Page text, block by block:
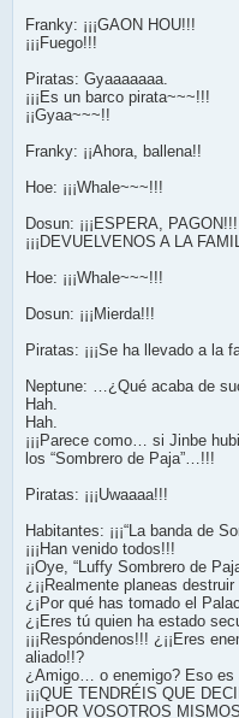
Franky: ¡¡¡GAON HOU!!!
¡¡¡Fuego!!!
Piratas: Gyaaaaaaa.
¡¡¡Es un barco pirata~~~!!!
¡¡Gyaa~~~!!
Franky: ¡¡Ahora, ballena!!
Hoe: ¡¡¡Whale~~~!!!
Dosun: ¡¡¡ESPERA, PAGON!!!
¡¡¡DEVUELVENOS A LA
Hoe: ¡¡¡Whale~~~!!!
Dosun: ¡¡¡Mierda!!!
Piratas: ¡¡¡Se ha llevado a la
Neptune: …¿Qué acaba de
Hah.
Hah.
¡¡¡Parece como… si Jinbe
los “Sombrero de Paja”…!!!
Piratas: ¡¡¡Uwaaaa!!!
Habitantes: ¡¡¡“La banda de
¡¡¡Han venido todos!!!
¡¡Oye, “Luffy Sombrero de
¿¡¡Realmente planeas
¿¡Por qué has tomado el
¿¡Eres tú quien ha estado
¡¡¡Respóndenos!!! ¿¡¡Eres
aliado!!?
¿Amigo… o enemigo? Eso
¡¡¡QUE TENDRÉIS QUE
¡¡¡¡POR VOSOTROS